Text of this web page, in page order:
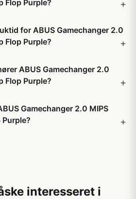
Flop Purple?
for ABUS Gamechanger 2.0
Flop Purple?
ABUS Gamechanger 2.0
Flop Purple?
Gamechanger 2.0 MIPS
interesseret i